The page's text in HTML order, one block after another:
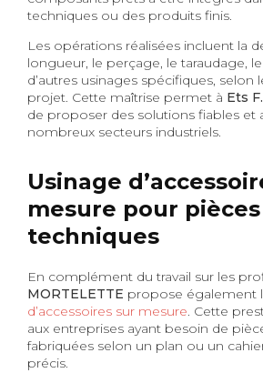
techniques ou des produits finis.
Les opérations réalisées incluent la
longueur, le perçage, le taraudage,
d’autres usinages spécifiques, selon
projet. Cette maîtrise permet à Ets
de proposer des solutions fiables et
nombreux secteurs industriels.
Usinage
mesure pour pièces
techniques
En complément du travail sur les
MORTELETTE propose également
d’accessoires sur mesure. Cette
aux entreprises ayant besoin de
fabriquées selon un plan ou un
précis.